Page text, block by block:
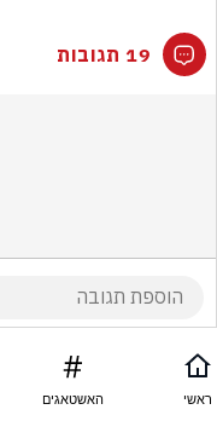
19 תגובות
ראשי האשטאגים